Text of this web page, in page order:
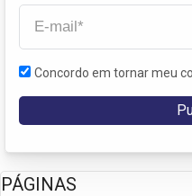
Concordo em tornar meu
PÁGINAS